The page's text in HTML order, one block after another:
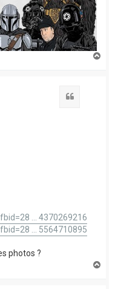
... 4370269216
... 5564710895
photos ?